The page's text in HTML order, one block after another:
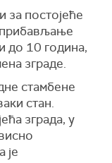
за постојеће
прибављање
до 10 година,
зграде.
стамбене
стан.
зграда, у
је